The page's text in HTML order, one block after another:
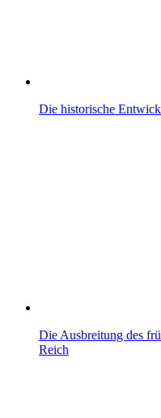
Die historische
Die Ausbreitung des
Reich